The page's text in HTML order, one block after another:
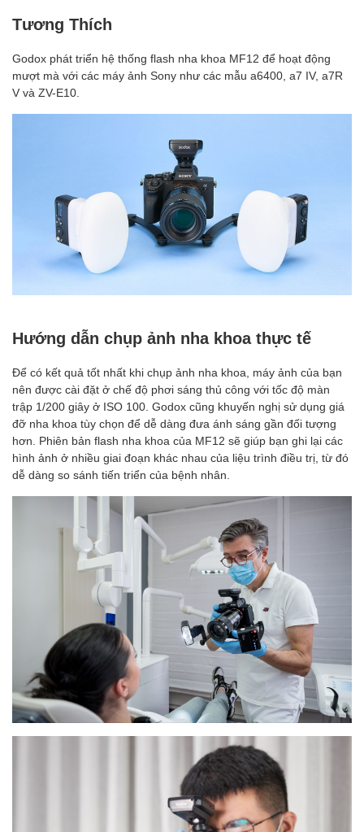
Tương Thích
Godox phát triển hệ thống flash nha khoa MF12 để hoạt động
mượt mà với các máy ảnh Sony như các mẫu a6400, a7 IV, a7R
V và ZV-E10.
Hướng dẫn chụp ảnh nha khoa thực tế
Để có kết quả tốt nhất khi chụp ảnh nha khoa, máy ảnh của bạn
nên được cài đặt ở chế độ phơi sáng thủ công với tốc độ màn
trập 1/200 giây ở ISO 100. Godox cũng khuyến nghị sử dụng giá
đỡ nha khoa tùy chọn để dễ dàng đưa ánh sáng gần đối tượng
hơn. Phiên bản flash nha khoa của MF12 sẽ giúp bạn ghi lại các
hình ảnh ở nhiều giai đoạn khác nhau của liệu trình điều trị, từ đó
dễ dàng so sánh tiến triển của bệnh nhân.